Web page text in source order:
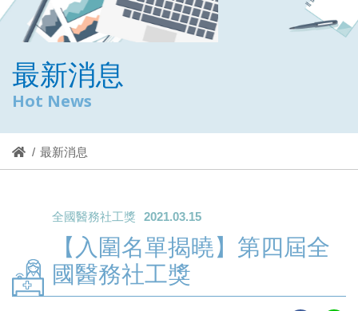
最新消息
Hot News
最新消息
全國醫務社工獎 2021.03.15
【入圍名單揭曉】第四屆全
國醫務社工獎